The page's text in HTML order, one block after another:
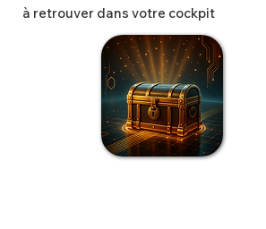
à retrouver dans votre cockpit